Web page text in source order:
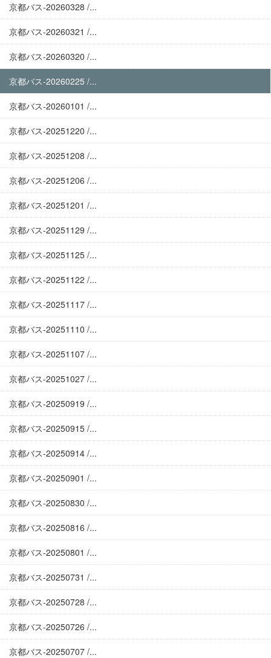
京都バス-20260328 /...
京都バス-20260321 /...
京都バス-20260320 /...
京都バス-20260225 /...
京都バス-20260101 /...
京都バス-20251220 /...
京都バス-20251208 /...
京都バス-20251206 /...
京都バス-20251201 /...
京都バス-20251129 /...
京都バス-20251125 /...
京都バス-20251122 /...
京都バス-20251117 /...
京都バス-20251110 /...
京都バス-20251107 /...
京都バス-20251027 /...
京都バス-20250919 /...
京都バス-20250915 /...
京都バス-20250914 /...
京都バス-20250901 /...
京都バス-20250830 /...
京都バス-20250816 /...
京都バス-20250801 /...
京都バス-20250731 /...
京都バス-20250728 /...
京都バス-20250726 /...
京都バス-20250707 /...